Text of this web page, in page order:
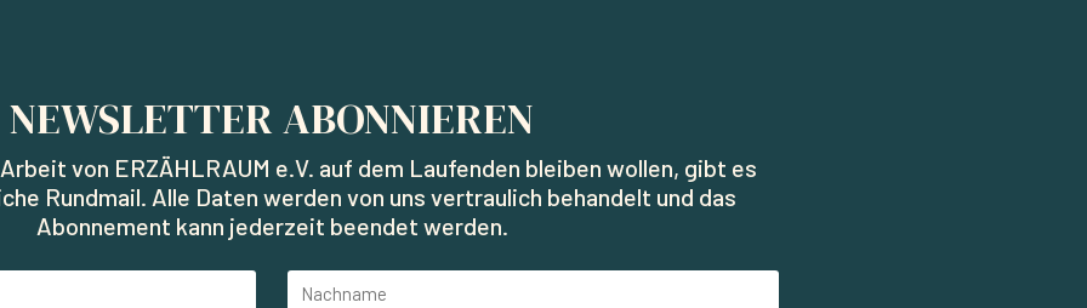
NEWSLETTER ABONNIEREN
von ERZÄHLRAUM e.V. auf dem Laufenden bleiben wollen, gibt es
Rundmail. Alle Daten werden von uns vertraulich behandelt und das
Abonnement kann jederzeit beendet werden.